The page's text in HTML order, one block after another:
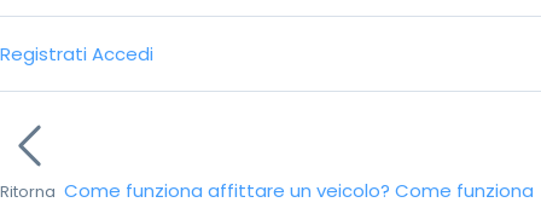
Registrati Accedi
Ritorna Come funziona affittare un veicolo? Come funziona